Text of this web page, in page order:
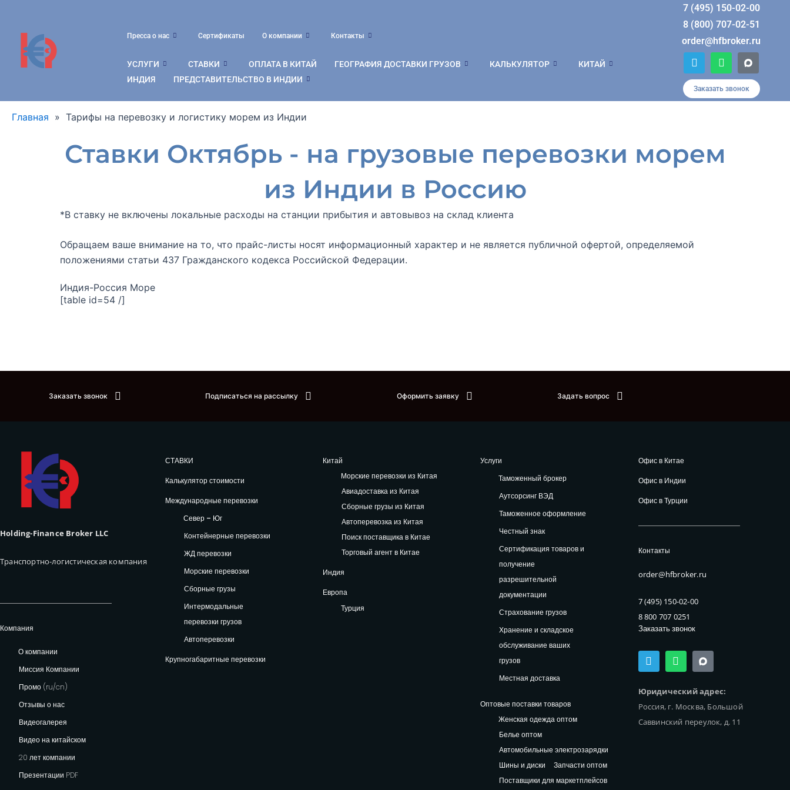
содержимому
Пресса о нас Сертификаты О компании Контакты
УСЛУГИ СТАВКИ ОПЛАТА В КИТАЙ ГЕОГРАФИЯ ДОСТАВКИ ГРУЗОВ КАЛЬКУЛЯТОР
КИТАЙ
ИНДИЯ
ПРЕДСТАВИТЕЛЬСТВО В ИНДИИ
7 (495) 150-02-00
8 (800) 707-02-51
order@hfbroker.ru
T
e
l
e
g
W
h
a
t
s
Заказать звонок
Главная » Тарифы на перевозку и логистику морем из Индии
Ставки Октябрь - на грузовые перевозки морем
из Индии в Россию
*В ставку не включены локальные расходы на станции прибытия и автовывоз на склад клиента
Обращаем ваше внимание на то, что прайс-листы носят информационный характер и не является публичной офертой, определяемой
положениями статьи 437 Гражданского кодекса Российской Федерации.
Индия-Россия Море
[table id=54 /]
Заказать звонок Подписаться на рассылку Оформить заявку Задать вопрос
Holding-Finance Broker LLC
Транспортно-логистическая компания
Компания
О компании
Миссия Компании
Промо (ru/cn)
Отзывы о нас
Видеогалерея
Видео на китайском
20 лет компании
Презентации PDF
СТАВКИ
Калькулятор стоимости
Международные перевозки
Север – Юг
Контейнерные перевозки
ЖД перевозки
Морские перевозки
Сборные грузы
Интермодальные
перевозки грузов
Автоперевозки
Крупногабаритные перевозки
Китай
Морские перевозки из Китая
Авиадоставка из Китая
Сборные грузы из Китая
Автоперевозка из Китая
Поиск поставщика в Китае
Торговый агент в Китае
Индия
Европа
Турция
Услуги
Таможенный брокер
Аутсорсинг ВЭД
Таможенное оформление
Честный знак
Сертификация товаров и
получение
разрешительной
документации
Страхование грузов
Хранение и складское
обслуживание ваших
грузов
Местная доставка
Оптовые поставки товаров
Женская одежда оптом
Белье оптом
Автомобильные электрозарядки
Шины и диски
Запчасти оптом
Поставщики для маркетплейсов
Офис в Китае
Офис в Индии
Офис в Турции
Контакты
order@hfbroker.ru
7 (495) 150-02-00
8 800 707 0251
Заказать звонок
T
e
g
r
a
W
h
s
a
p
Юридический адрес:
Россия, г. Москва, Большой
Саввинский переулок, д. 11